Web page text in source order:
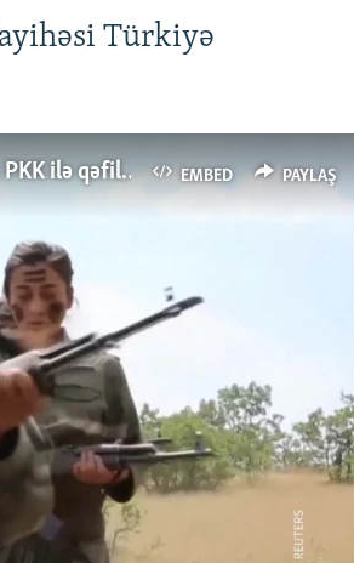
Türkiyə
EMBED PAYLAŞ
Türkiyənin dönüş nöqtəsi, ya Ərdoğana üçüncü şans: PKK ilə qəfil barışıq nə deməkdir?
available